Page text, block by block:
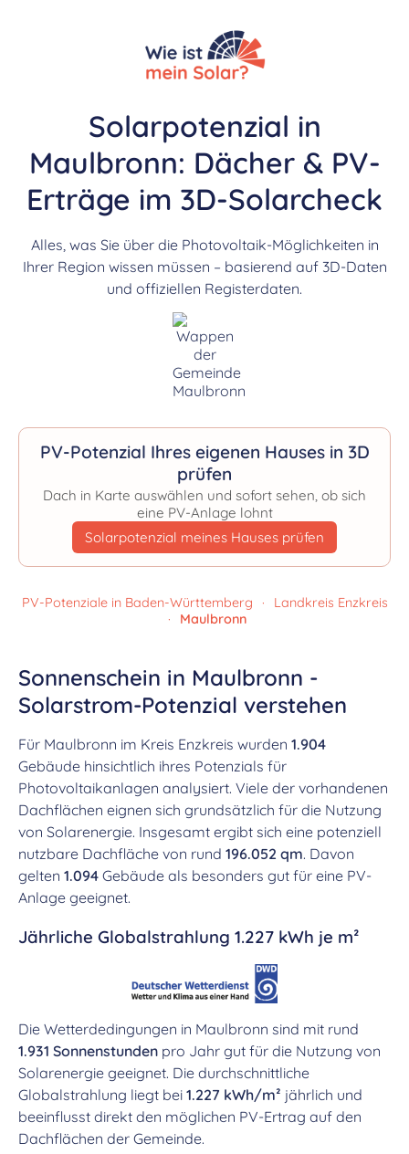
Solarpotenzial in
Maulbronn: Dächer & PV-
Erträge im 3D-Solarcheck
Alles, was Sie über die Photovoltaik-Möglichkeiten in
Ihrer Region wissen müssen – basierend auf 3D-Daten
und offiziellen Registerdaten.
PV-Potenzial Ihres eigenen Hauses in 3D
prüfen
Dach in Karte auswählen und sofort sehen, ob sich
eine PV-Anlage lohnt
Solarpotenzial meines Hauses prüfen
PV-Potenziale in Baden-Württemberg ·
Landkreis Enzkreis
·
Maulbronn
Sonnenschein in Maulbronn -
Solarstrom-Potenzial verstehen
Für Maulbronn im Kreis Enzkreis wurden 1.904
Gebäude hinsichtlich ihres Potenzials für
Photovoltaikanlagen analysiert. Viele der vorhandenen
Dachflächen eignen sich grundsätzlich für die Nutzung
von Solarenergie. Insgesamt ergibt sich eine potenziell
nutzbare Dachfläche von rund 196.052 qm. Davon
gelten 1.094 Gebäude als besonders gut für eine PV-
Anlage geeignet.
Jährliche Globalstrahlung 1.227 kWh je m²
Die Wetterdedingungen in Maulbronn sind mit rund
1.931 Sonnenstunden pro Jahr gut für die Nutzung von
Solarenergie geeignet. Die durchschnittliche
Globalstrahlung liegt bei 1.227 kWh/m² jährlich und
beeinflusst direkt den möglichen PV-Ertrag auf den
Dachflächen der Gemeinde.